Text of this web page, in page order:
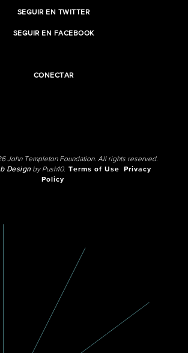
SEGUIR EN TWITTER
SEGUIR EN FACEBOOK
CONECTAR
John Templeton Foundation. All rights reserved.
Designby Push10. Terms of Use
Privacy
Policy